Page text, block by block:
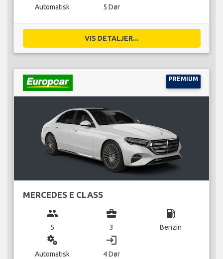
Automatisk 5 Dør
VIS DETALJER...
PREMIUM
MERCEDES E CLASS
group
5
business_center
3
local_gas_station
Benzin
miscellaneous_services
Automatisk
login
4 Dør